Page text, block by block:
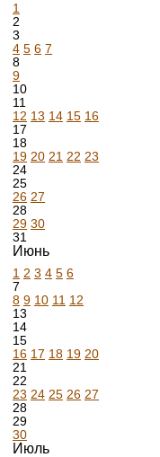
1
2
3
4 5 6 7
8
9
10
11
12 13 14 15 16
17
18
19 20 21 22 23
24
25
26 27
28
29 30
31
Июнь
1 2 3 4 5 6
7
8 9 10 11 12
13
14
15
16 17 18 19 20
21
22
23 24 25 26 27
28
29
30
Июль